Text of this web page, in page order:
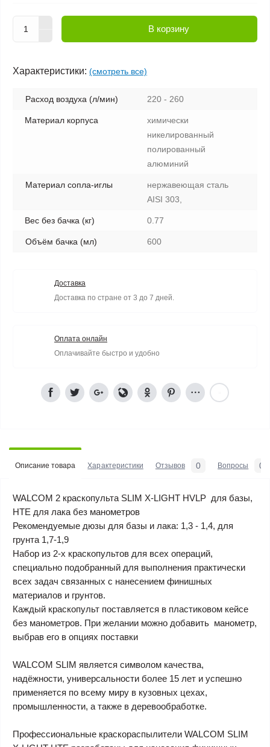
В корзину
Характеристики: (смотреть все)
Расход воздуха (л/мин) 220 - 260
Материал корпуса
химически
никелированный
полированный
алюминий
Материал сопла-иглы
нержавеющая сталь
AISI 303,
Вес без бачка (кг) 0.77
Объём бачка (мл) 600
Доставка
Доставка по стране от 3 до 7 дней.
Оплата онлайн
Оплачивайте быстро и удобно
Описание товара Характеристики Отзывов 0 Вопросы 0
WALCOM 2 краскопульта SLIM X-LIGHT HVLP для базы,
HTE для лака без манометров
Рекомендуемые дюзы для базы и лака: 1,3 - 1,4, для
грунта 1,7-1,9
Набор из 2-х краскопультов для всех операций,
специально подобранный для выполнения практически
всех задач связанных с нанесением финишных
материалов и грунтов.
Каждый краскопульт поставляется в пластиковом кейсе
без манометров. При желании можно добавить манометр,
выбрав его в опциях поставки
WALCOM SLIM является символом качества,
надёжности, универсальности более 15 лет и успешно
применяется по всему миру в кузовных цехах,
промышленности, а также в деревообработке.
Профессиональные краскораспылители WALCOM SLIM